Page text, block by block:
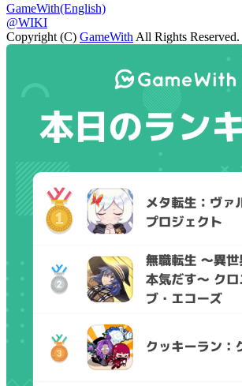
GameWith(English)
@WIKI
Copyright (C) GameWith All Rights Reserved.